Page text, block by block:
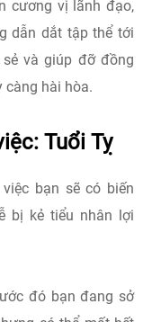
cương vị lãnh đạo,
dẫn dắt tập thể tới
và giúp đỡ đồng
càng hài hòa.
Tuổi Tỵ
bạn sẽ có biến
bị kẻ tiểu nhân lợi
đó bạn đang sở